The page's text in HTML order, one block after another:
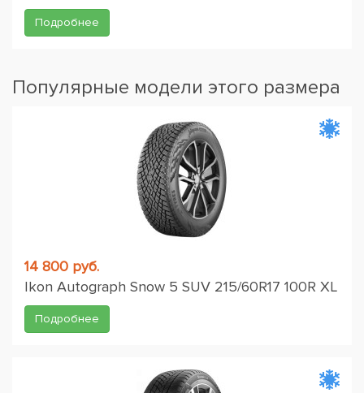
Подробнее
Популярные модели этого размера
14 800 руб.
Ikon Autograph Snow 5 SUV 215/60R17 100R XL
Подробнее